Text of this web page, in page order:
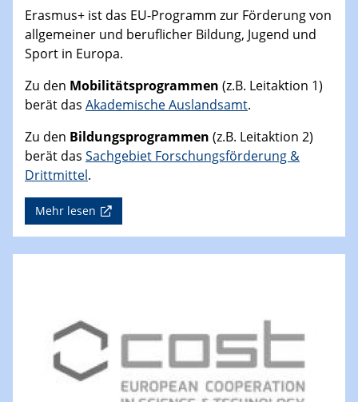
Erasmus+ ist das EU-Programm zur Förderung von
allgemeiner und beruflicher Bildung, Jugend und
Sport in Europa.
Zu den Mobilitätsprogrammen (z.B. Leitaktion 1)
berät das Akademische Auslandsamt.
Zu den Bildungsprogrammen (z.B. Leitaktion 2)
berät das Sachgebiet Forschungsförderung &
Drittmittel.
Mehr lesen